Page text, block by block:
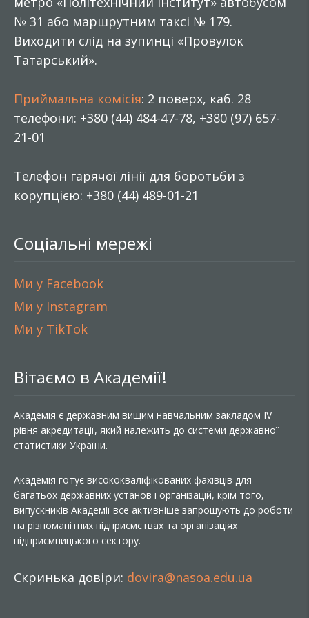
№ 31 або маршрутним таксі № 179.
Виходити слід на зупинці «Провулок
Татарський».
Приймальна комісія: 2 поверх, каб. 28
телефони: +380 (44) 484-47-78, +380 (97) 657-
21-01
Телефон гарячої лінії для боротьби з
корупцією: +380 (44) 489-01-21
Соціальні мережі
Ми у Facebook
Ми у Instagram
Ми у TikTok
Вітаємо в Академії!
Академія є державним вищим навчальним закладом IV
рівня акредитації, який належить до системи державної
статистики України.
Академія готує висококваліфікованих фахівців для
багатьох державних установ і організацій, крім того,
випускників Академії все активніше запрошують до роботи
на різноманітних підприємствах та організаціях
підприємницького сектору.
Скринька довіри: dovira@nasoa.edu.ua